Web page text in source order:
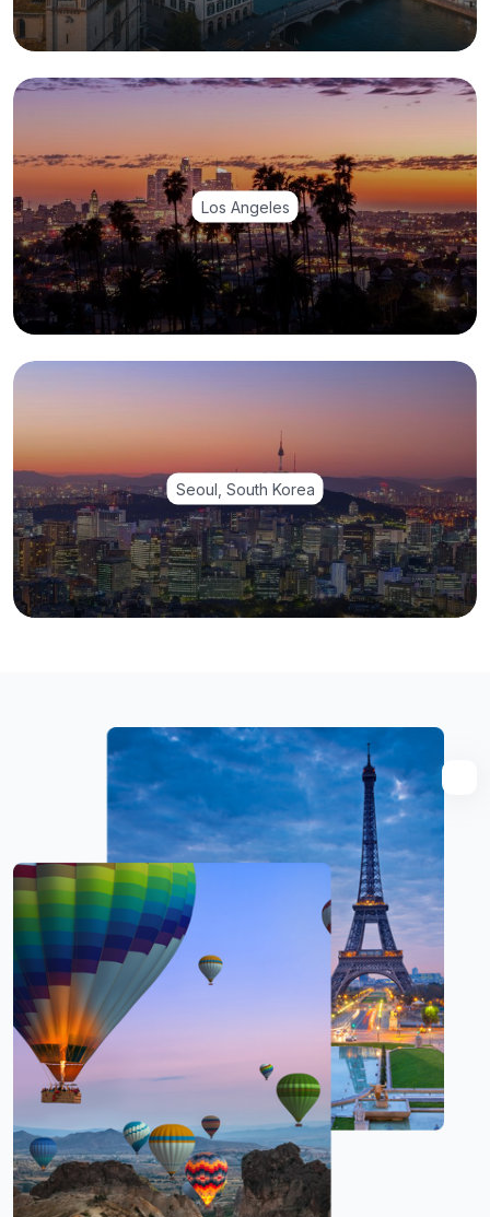
Los Angeles
Seoul, South Korea